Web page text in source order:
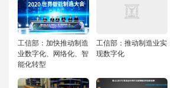
工信部：加快推动制造
业数字化、网络化、智
能化转型
工信部：推动制造业实
现数字化